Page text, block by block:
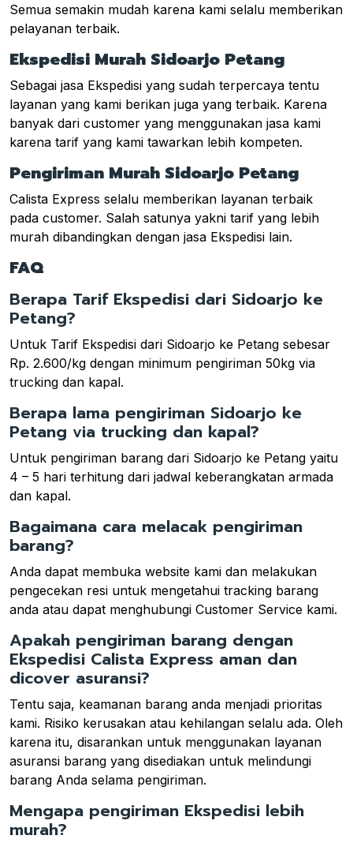
Semua semakin mudah karena kami selalu memberikan
pelayanan terbaik.
Ekspedisi Murah Sidoarjo Petang
Sebagai jasa Ekspedisi yang sudah terpercaya tentu
layanan yang kami berikan juga yang terbaik. Karena
banyak dari customer yang menggunakan jasa kami
karena tarif yang kami tawarkan lebih kompeten.
Pengiriman Murah Sidoarjo Petang
Calista Express selalu memberikan layanan terbaik
pada customer. Salah satunya yakni tarif yang lebih
murah dibandingkan dengan jasa Ekspedisi lain.
FAQ
Berapa Tarif Ekspedisi dari Sidoarjo ke
Petang?
Untuk Tarif Ekspedisi dari Sidoarjo ke Petang sebesar
Rp. 2.600/kg dengan minimum pengiriman 50kg via
trucking dan kapal.
Berapa lama pengiriman Sidoarjo ke
Petang via trucking dan kapal?
Untuk pengiriman barang dari Sidoarjo ke Petang yaitu
4 – 5 hari terhitung dari jadwal keberangkatan armada
dan kapal.
Bagaimana cara melacak pengiriman
barang?
Anda dapat membuka website kami dan melakukan
pengecekan resi untuk mengetahui tracking barang
anda atau dapat menghubungi Customer Service kami.
Apakah pengiriman barang dengan
Ekspedisi Calista Express aman dan
dicover asuransi?
Tentu saja, keamanan barang anda menjadi prioritas
kami. Risiko kerusakan atau kehilangan selalu ada. Oleh
karena itu, disarankan untuk menggunakan layanan
asuransi barang yang disediakan untuk melindungi
barang Anda selama pengiriman.
Mengapa pengiriman Ekspedisi lebih
murah?